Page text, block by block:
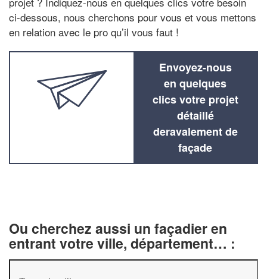
ci-dessous, nous cherchons pour vous et vous mettons
en relation avec le pro qu’il vous faut !
Envoyez-nous
en quelques
clics votre projet
détaillé
deravalement de
façade
Ou cherchez aussi un façadier en
entrant votre ville, département… :